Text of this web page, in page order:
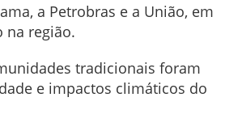
a Petrobras e a União, em
na região.
tradicionais foram
e impactos climáticos do